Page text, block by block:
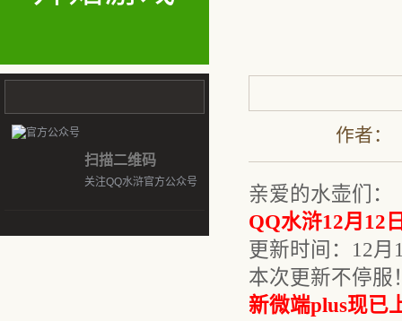
扫描二维码
关注QQ水浒官方公众号
作者：
亲爱的水壶们：
QQ水浒12月12
更新时间： 12月
本次更新不停服
新微端plus现已